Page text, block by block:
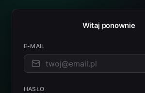
Witaj ponownie
E-MAIL
HASŁO